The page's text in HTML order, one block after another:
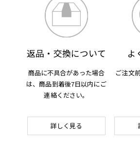
返品・交換について
商品に不具合があった場合
は、商品到着後7日以内にご
連絡ください。
詳しく見る
よ
ご注文